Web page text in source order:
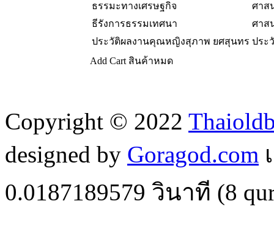
ธรรมะทางเศรษฐกิจ
ศาส
ธีรังการธรรมเทศนา
ศาส
ประวัติผลงานคุณหญิงสุภาพ ยศสุนทร ประ
Add Cart สินค้าหมด
Copyright © 2022
designed by Goragod.com
0.0187189579 วินาที (8